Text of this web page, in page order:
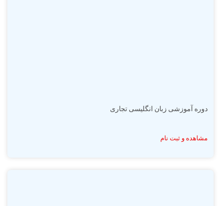
دوره آموزشی زبان انگلیسی تجاری
مشاهده و ثبت نام